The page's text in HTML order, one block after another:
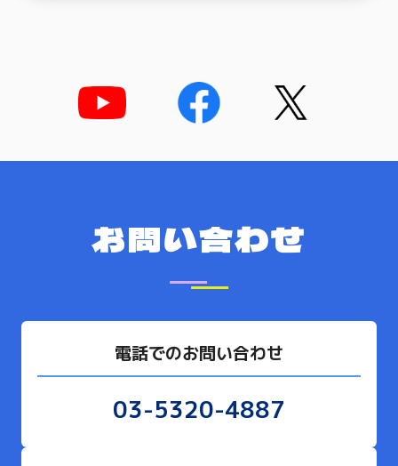
お問い合わせ
電話でのお問い合わせ
03-5320-4887